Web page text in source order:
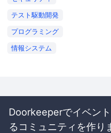
テスト駆動開発
プログラミング
情報システム
Doorkeeperでイベン
るコミュニティを作り